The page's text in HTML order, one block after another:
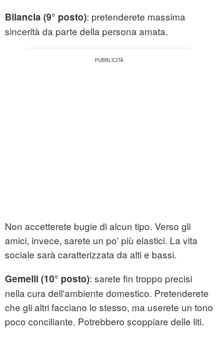
Bilancia (9° posto): pretenderete massima
sincerità da parte della persona amata.
Non accetterete bugie di alcun tipo. Verso gli
amici, invece, sarete un po' più elastici. La vita
sociale sarà caratterizzata da alti e bassi.
Gemelli (10° posto): sarete fin troppo precisi
nella cura dell'ambiente domestico. Pretenderete
che gli altri facciano lo stesso, ma userete un tono
poco conciliante. Potrebbero scoppiare delle liti.